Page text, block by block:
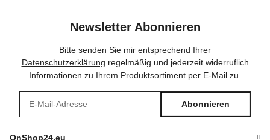
Newsletter Abonnieren
Bitte senden Sie mir entsprechend Ihrer
Datenschutzerklärung regelmäßig und jederzeit widerruflich
Informationen zu Ihrem Produktsortiment per E-Mail zu.
Abonnieren
OnShop24.eu